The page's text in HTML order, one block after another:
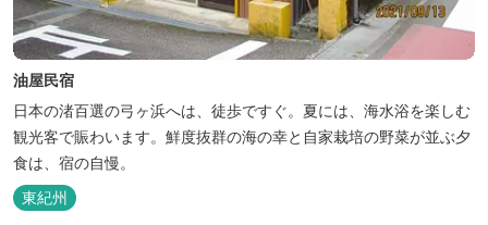
油屋民宿
日本の渚百選の弓ヶ浜へは、徒歩ですぐ。夏には、海水浴を楽しむ
観光客で賑わいます。鮮度抜群の海の幸と自家栽培の野菜が並ぶ夕
食は、宿の自慢。
東紀州